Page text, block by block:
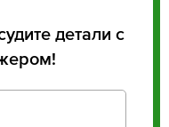
детали с